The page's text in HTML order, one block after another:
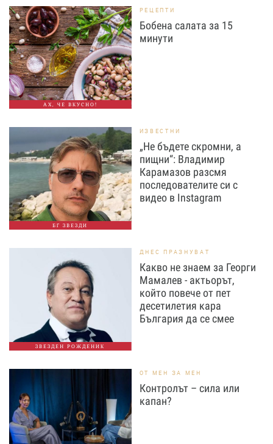
АХ, ЧЕ ВКУСНО!
РЕЦЕПТИ
Бобена салата за 15
минути
БГ ЗВЕЗДИ
ИЗВЕСТНИ
„Не бъдете скромни, а
пищни“: Владимир
Карамазов разсмя
последователите си с
видео в Instagram
ЗВЕЗДЕН РОЖДЕНИК
ДНЕС ПРАЗНУВАТ
Какво не знаем за Георги
Мамалев - актьорът,
който повече от пет
десетилетия кара
България да се смее
ОТ МЕН ЗА МЕН
Контролът – сила или
капан?